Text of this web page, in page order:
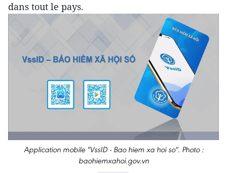
dans tout le pays.
Application mobile "VssID - Bao hiem xa hoi so". Photo :
baohiemxahoi.gov.vn